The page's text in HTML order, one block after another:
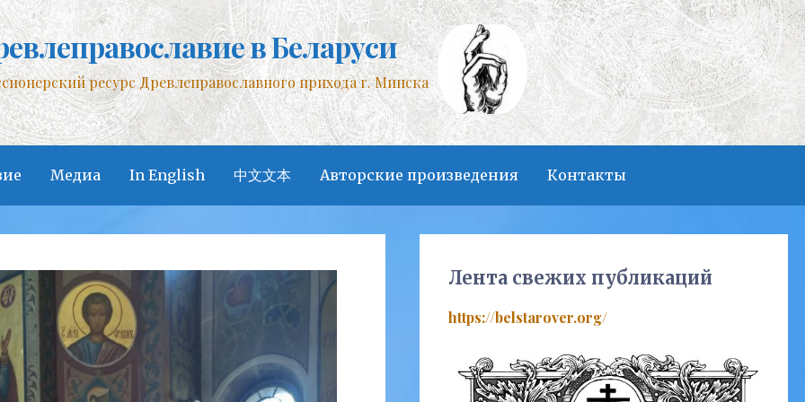
в Беларуси
ресурс Древлеправославного прихода г. Минска
Медиа In English 中文文本 Авторские произведения Контакты
Лента свежих публикаций
https://belstarover.org/